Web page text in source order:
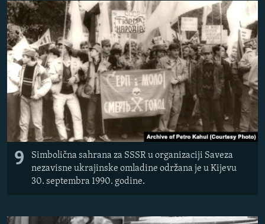
9
Simbolična sahrana za SSSR u organizaciji Saveza
nezavisne ukrajinske omladine održana je u Kijevu
30. septembra 1990. godine.